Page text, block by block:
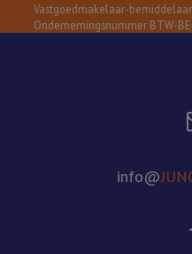
Vastgoedmakelaar-
Ondernemingsnummer BTW-
info@